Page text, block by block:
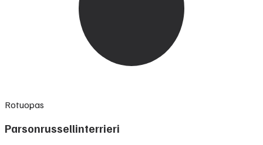
Rotuopas
Parsonrussellinterrieri